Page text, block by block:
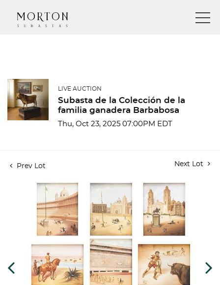
LIVE AUCTION
Subasta de la Colección de la
familia ganadera Barbabosa
Thu, Oct 23, 2025 07:00PM EDT
Prev Lot Next Lot